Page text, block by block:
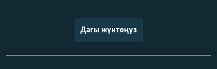
Дагы жүктөңүз